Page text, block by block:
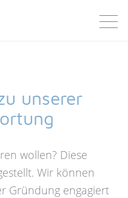
unserer
wollen? Diese
Wir können
Gründung engagiert